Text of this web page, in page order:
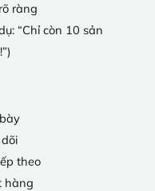
ràng
“Chỉ còn 10 sản
theo
hàng